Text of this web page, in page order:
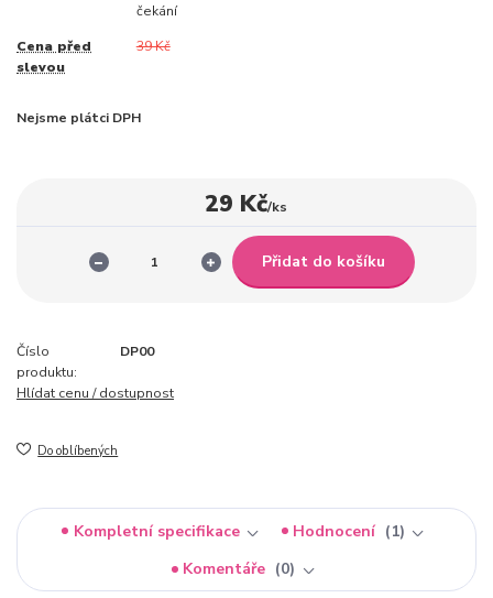
čekání
Cena před
slevou
39 Kč
Nejsme plátci DPH
29 Kč/ks
Přidat do košíku
Číslo
produktu:
DP00
Hlídat cenu / dostupnost
Do oblíbených
Kompletní specifikace Hodnocení
1
Komentáře
0